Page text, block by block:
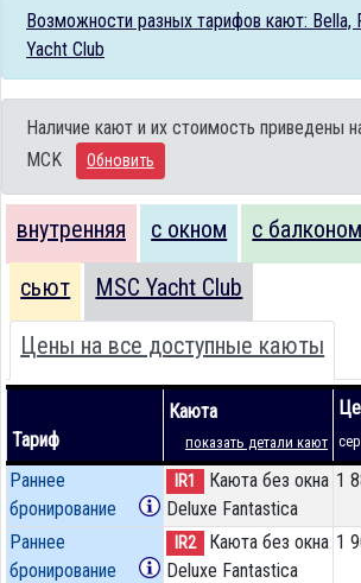
Возможности разных тарифов кают: Bella,
Yacht Club
Наличие кают и их стоимость приведены
MCK
Обновить
внутренняя с окном с балконом
сьют MSC Yacht Club
Цены на все доступные каюты
Тариф
Каюта
показать детали кают
Раннее
бронирование
IR1
Каюта без окна
Deluxe Fantastica
1
Раннее
бронирование
IR2
Каюта без окна
Deluxe Fantastica
1